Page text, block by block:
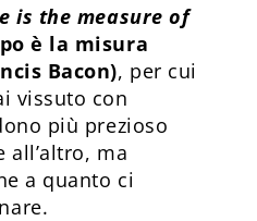
is the measure of
è la misura
Bacon), per cui
vissuto con
più prezioso
all’altro, ma
a quanto ci